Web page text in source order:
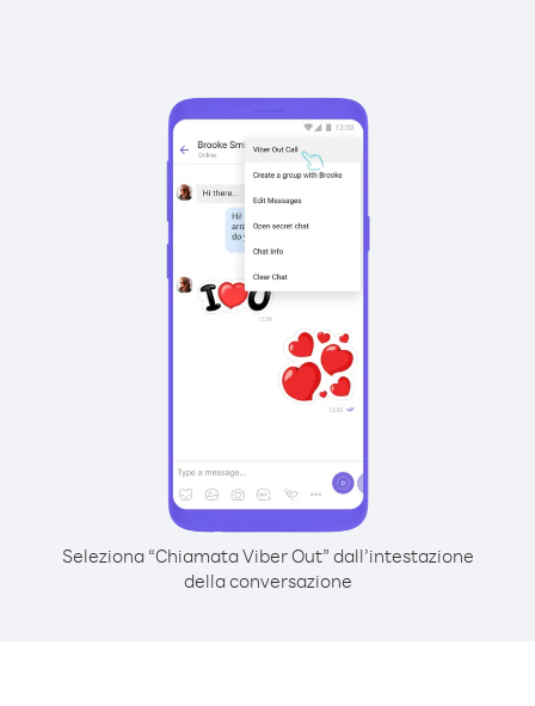
Seleziona “Chiamata Viber Out” dall’intestazione
della conversazione